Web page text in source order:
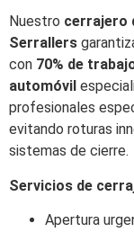
Nuestro cerrajero
Serrallers
con 70% de
automóvil
profesionales
evitando roturas
sistemas de cierre.
Servicios de
Apertura